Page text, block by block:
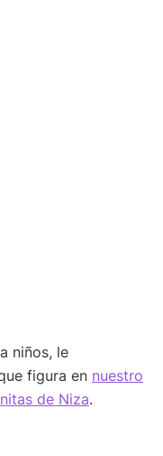
niños, le
figura en nuestro
de Niza.